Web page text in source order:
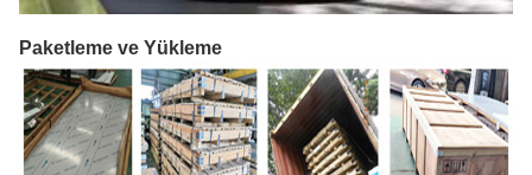
Paketleme ve Yükleme